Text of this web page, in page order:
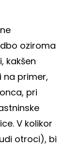
oziroma
kakšen
na primer,
pri
V kolikor
otroci), bi